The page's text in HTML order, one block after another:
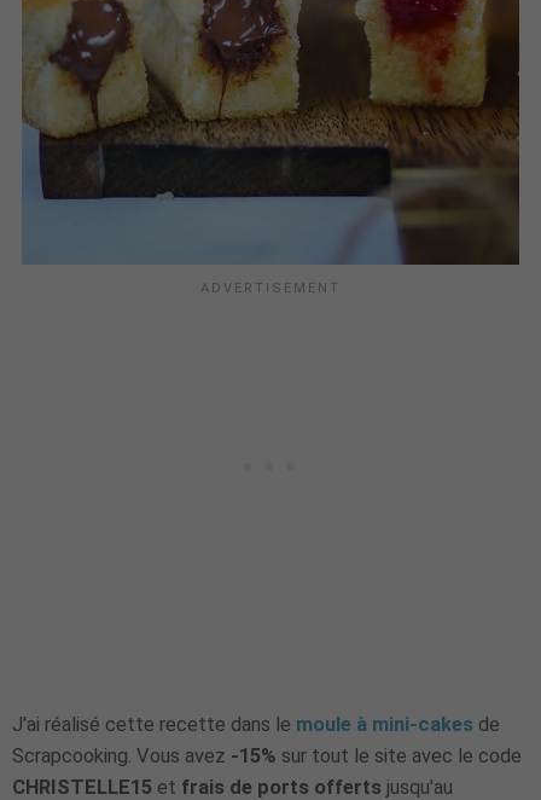
J'ai réalisé cette recette dans le moule à mini-cakes de
Scrapcooking. Vous avez -15% sur tout le site avec le code
CHRISTELLE15 et frais de ports offerts jusqu'au